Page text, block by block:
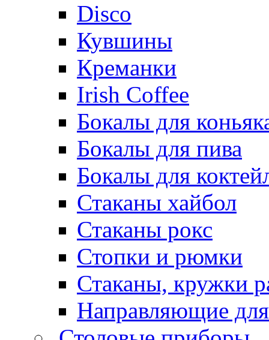
Disco
Кувшины
Креманки
Irish Coffee
Бокалы для
Бокалы для пива
Бокалы для
Стаканы хайбол
Стаканы рокс
Стопки и рюмки
Стаканы, кружки
Направляющие